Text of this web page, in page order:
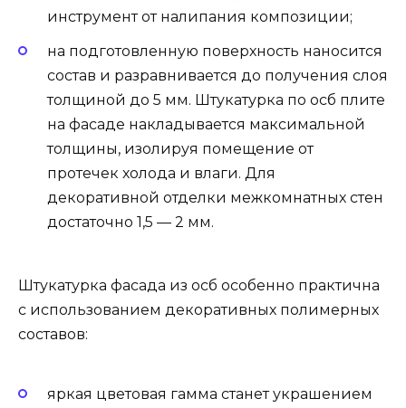
инструмент от налипания композиции;
на подготовленную поверхность наносится
состав и разравнивается до получения слоя
толщиной до 5 мм. Штукатурка по осб плите
на фасаде накладывается максимальной
толщины, изолируя помещение от
протечек холода и влаги. Для
декоративной отделки межкомнатных стен
достаточно 1,5 — 2 мм.
Штукатурка фасада из осб особенно практична
с использованием декоративных полимерных
составов:
яркая цветовая гамма станет украшением